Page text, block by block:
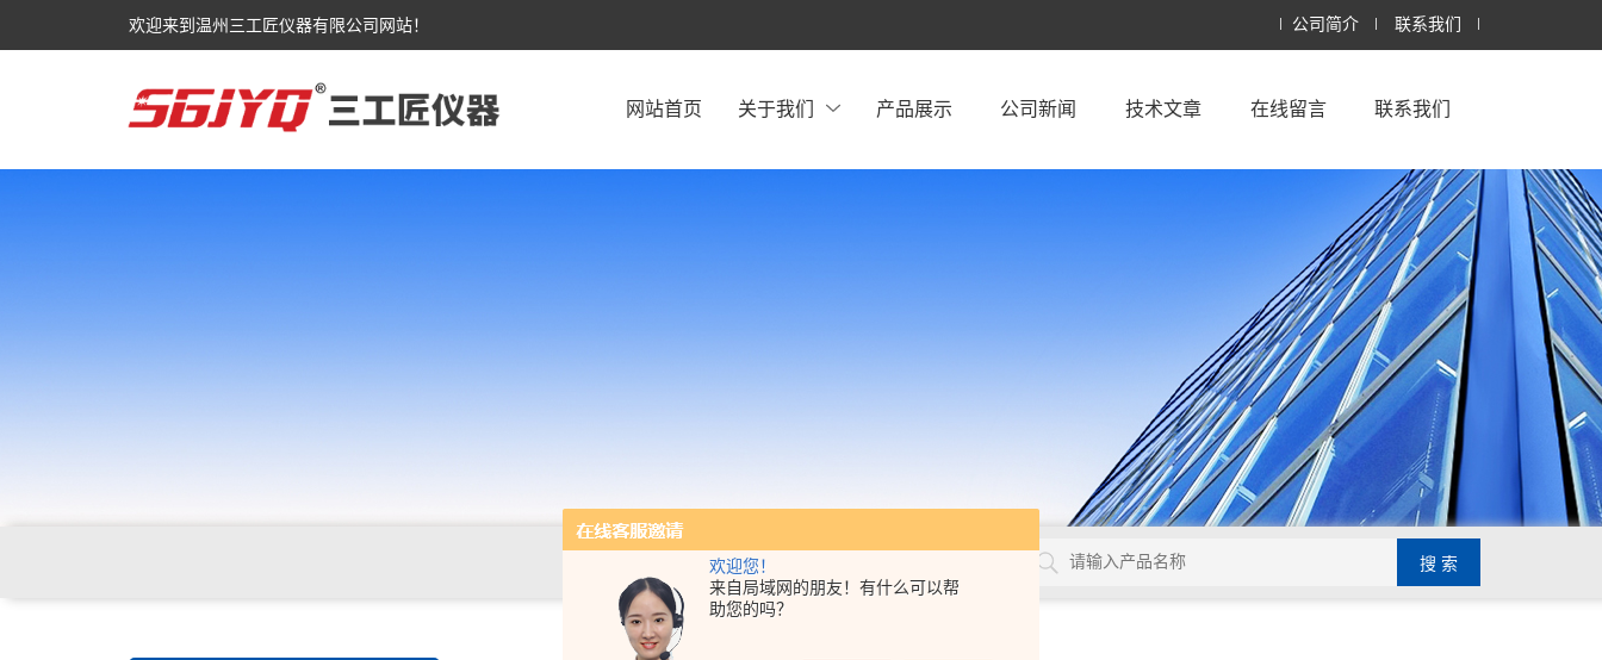
欢迎您！
来自局域网的朋友！有什么可以帮
助您的吗？
欢迎来到温州三工匠仪器有限公司网站！ 公司简介 联系我们
网站首页 关于我们 产品展示 公司新闻 技术文章 在线留言 联系我们
纺织，服装面料，拉链，医用纺织品，鞋材，塑料，劳保用品，土工合成材料，软体家具，儿童玩具，电线